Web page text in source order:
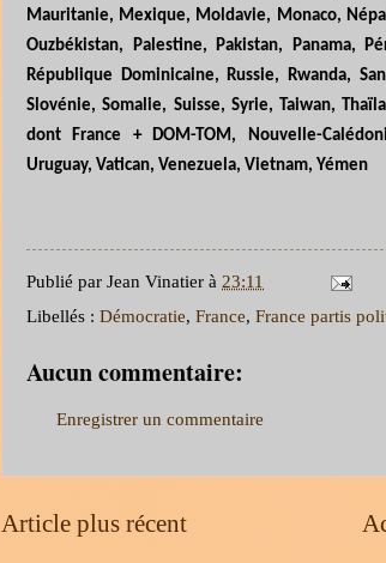
Mauritanie, Mexique, Moldavie, Monaco,
Ouzbékistan, Palestine, Pakistan, Panama,
République Dominicaine, Russie, Rwanda,
Slovénie, Somalie, Suisse, Syrie, Taiwan,
dont France + DOM-TOM, Nouvelle-
Uruguay, Vatican, Venezuela, Vietnam, Yémen
Publié par Jean Vinatier à 23:11
Libellés : Démocratie, France, France partis
Aucun commentaire:
Enregistrer un commentaire
Article plus récent